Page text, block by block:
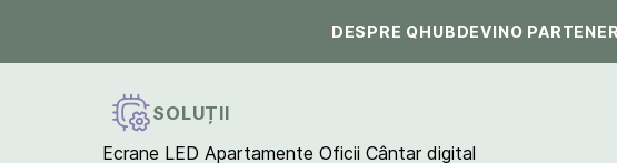
DESPRE QHUBDEVINO
SOLUȚII
Ecrane LED Apartamente Oficii Cântar digital